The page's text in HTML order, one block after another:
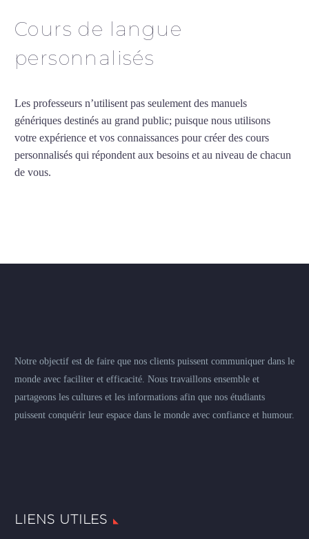
Cours de langue
personnalisés
Les professeurs n’utilisent pas seulement des manuels
génériques destinés au grand public; puisque nous utilisons
votre expérience et vos connaissances pour créer des cours
personnalisés qui répondent aux besoins et au niveau de chacun
de vous.
Notre objectif est de faire que nos clients puissent communiquer dans le
monde avec faciliter et efficacité. Nous travaillons ensemble et
partageons les cultures et les informations afin que nos étudiants
puissent conquérir leur espace dans le monde avec confiance et humour.
LIENS UTILES